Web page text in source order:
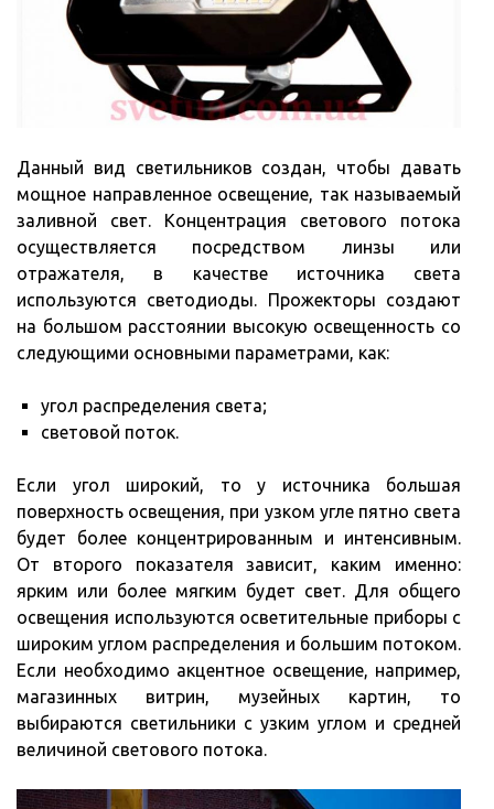
Данный вид светильников создан, чтобы давать
мощное направленное освещение, так называемый
заливной свет. Концентрация светового потока
осуществляется посредством линзы или
отражателя, в качестве источника света
используются светодиоды. Прожекторы создают
на большом расстоянии высокую освещенность со
следующими основными параметрами, как:
угол распределения света;
световой поток.
Если угол широкий, то у источника большая
поверхность освещения, при узком угле пятно света
будет более концентрированным и интенсивным.
От второго показателя зависит, каким именно:
ярким или более мягким будет свет. Для общего
освещения используются осветительные приборы с
широким углом распределения и большим потоком.
Если необходимо акцентное освещение, например,
магазинных витрин, музейных картин, то
выбираются светильники с узким углом и средней
величиной светового потока.